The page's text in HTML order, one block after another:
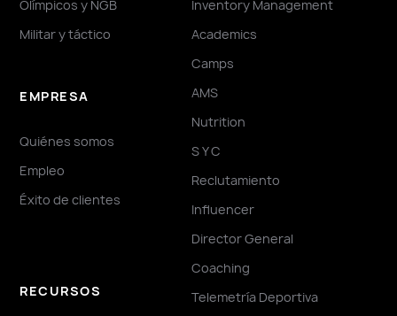
Olímpicos y NGB
Militar y táctico
EMPRESA
Quiénes somos
Empleo
Éxito de clientes
RECURSOS
Inventory Management
Academics
Camps
AMS
Nutrition
S Y C
Reclutamiento
Influencer
Director General
Coaching
Telemetría Deportiva